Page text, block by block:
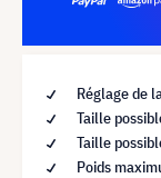
Réglage de
Taille
Taille
Poids